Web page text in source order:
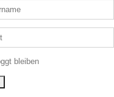
bleiben